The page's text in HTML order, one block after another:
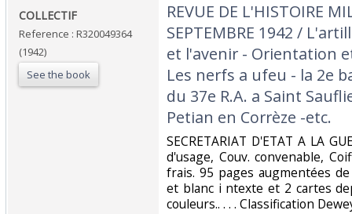
‎COLLECTIF‎
Reference : R320049364
(1942)
See the book
‎REVUE DE L'HISTOIRE
SEPTEMBRE 1942 /
et l'avenir - Orientation
Les nerfs a ufeu - la 2e
du 37e R.A. a Saint
Petian en Corrèze -etc.‎
‎SECRETARIAT D'ETAT A LA
d'usage, Couv. convenable,
frais. 95 pages augmentées
et blanc i ntexte et 2 cartes
couleurs.. . . . Classification